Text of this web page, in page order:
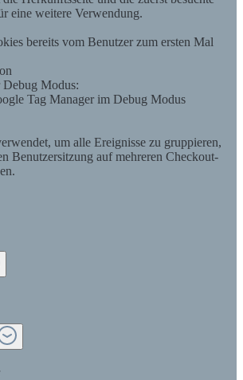
eine weitere Verwendung.
bereits vom Benutzer zum ersten Mal
Modus:
Tag Manager im Debug Modus
um alle Ereignisse zu gruppieren,
Benutzersitzung auf mehreren Checkout-